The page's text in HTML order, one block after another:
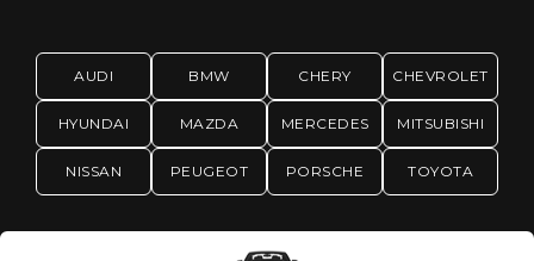
AUDI BMW CHERY CHEVROLET
HYUNDAI MAZDA MERCEDES MITSUBISHI
NISSAN PEUGEOT PORSCHE TOYOTA
Category Type